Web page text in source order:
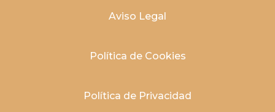
Aviso Legal
Política de Cookies
Política de Privacidad